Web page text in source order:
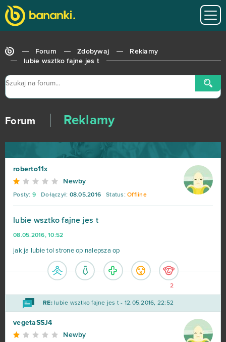
Forum Zdobywaj
Reklamy
lubie wsztko fajne jes t
Forum Reklamy
roberto11x
Newby
Posty: 9 Dołączył: 08.05.2016 Status: Offline
lubie wsztko fajne jes t
08.05.2016, 10:52
jak ja lubie tol strone op nalepsza op
2
RE:lubie wsztko fajne jes t - 12.05.2016, 22:52
vegetaSSJ4
Newby